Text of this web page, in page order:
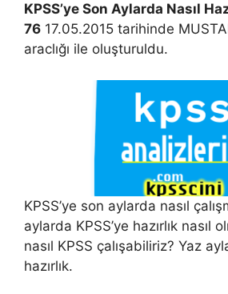
KPSS’ye Son Aylarda Nasıl
76 17.05.2015 tarihinde
araclığı ile oluşturuldu.
KPSS’ye son aylarda nasıl
aylarda KPSS’ye hazırlık nasıl
nasıl KPSS çalışabiliriz? Yaz
hazırlık.